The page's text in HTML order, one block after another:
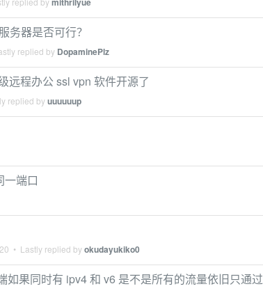
务器是否可行？
replied by DopaminePlz
远程办公 ssl vpn 软件开源了
replied byuuuuuup
一端口
• Lastly replied byokudayukiko0
如果同时有 ipv4 和 v6 是不是所有的流量依旧只通过